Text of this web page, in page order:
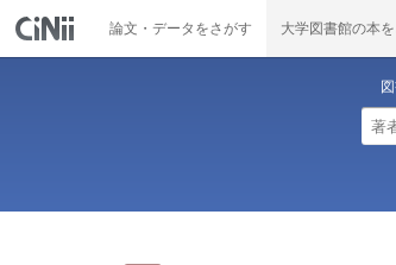
論文・データをさがす 大学図書館の本